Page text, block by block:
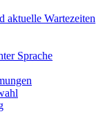
aktuelle Wartezeiten
Sprache